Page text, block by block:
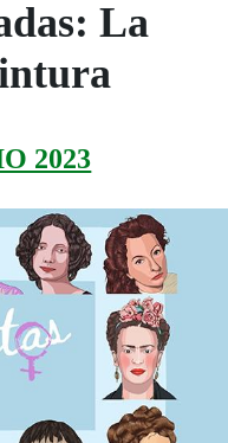
La
2023